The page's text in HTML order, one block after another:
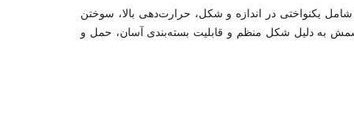
یکنواختی در اندازه و شکل، حرارت‌دهی بالا، سوختن
به دلیل شکل منظم و قابلیت بسته‌بندی آسان، حمل و